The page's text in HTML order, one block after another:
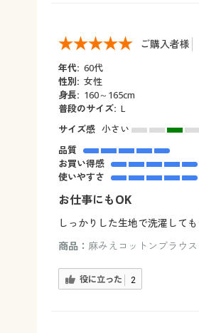
ご購入者様
年代: 60代
性別: 女性
身長: 160～165cm
普段のサイズ: L
サイズ感 小さい
品質
お買い得感
使いやすさ
お仕事にもOK
しっかりした生地で洗濯して
商品： 麻みえコットンブラウ
役に立った 2